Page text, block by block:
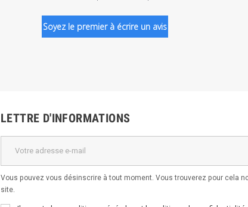
Soyez le premier à écrire un avis
LETTRE D'INFORMATIONS
Vous pouvez vous désinscrire à tout moment. Vous trouverez pour cela
site.